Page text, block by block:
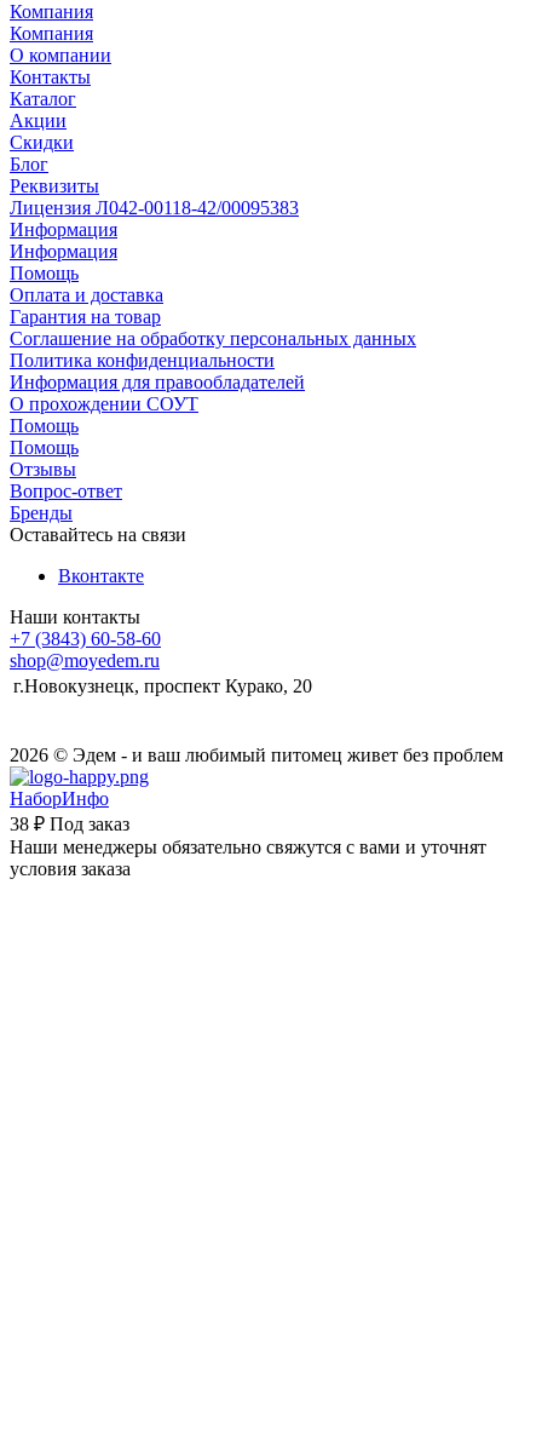
Компания
Компания
О компании
Контакты
Каталог
Акции
Скидки
Блог
Реквизиты
Лицензия Л042-00118-42/00095383
Информация
Информация
Помощь
Оплата и доставка
Гарантия на товар
Соглашение на обработку персональных данных
Политика конфиденциальности
Информация для правообладателей
О прохождении СОУТ
Помощь
Помощь
Отзывы
Вопрос-ответ
Бренды
Оставайтесь на связи
Вконтакте
Наши контакты
+7 (3843) 60-58-60
shop@moyedem.ru
г.Новокузнецк, проспект Курако, 20
2026 © Эдем - и ваш любимый питомец живет без проблем
НаборИнфо
38 ₽ Под заказ
Наши менеджеры обязательно свяжутся с вами и уточнят
условия заказа